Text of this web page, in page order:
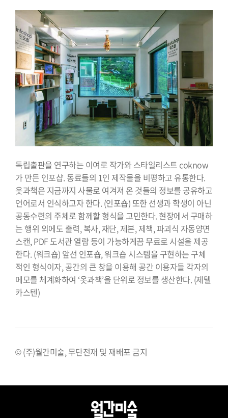
독립출판을 연구하는 이여로 작가와 스타일리스트 coknow
가 만든 인포샵. 동료들의 1인 제작물을 비평하고 유통한다.
옷과책은 지금까지 사물로 여겨져 온 것들의 정보를 공유하고
언어로서 인식하고자 한다. (인포숍) 또한 선생과 학생이 아닌
공동수련의 주체로 함께할 형식을 고민한다. 현장에서 구매하
는 행위 외에도 출력, 복사, 재단, 제본, 제책, 파괴식 자동양면
스캔, PDF 도서관 열람 등이 가능하게끔 무료로 시설을 제공
한다. (워크숍) 앞선 인포숍, 워크숍 시스템을 구현하는 구체
적인 형식이자, 공간의 큰 창을 이용해 공간 이용자들 각자의
메모를 체계화하여 ‘옷과책’을 단위로 정보를 생산한다. (제텔
카스텐)
© (주)월간미술, 무단전재 및 재배포 금지